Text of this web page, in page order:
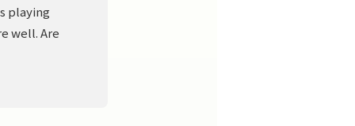
playing
well. Are